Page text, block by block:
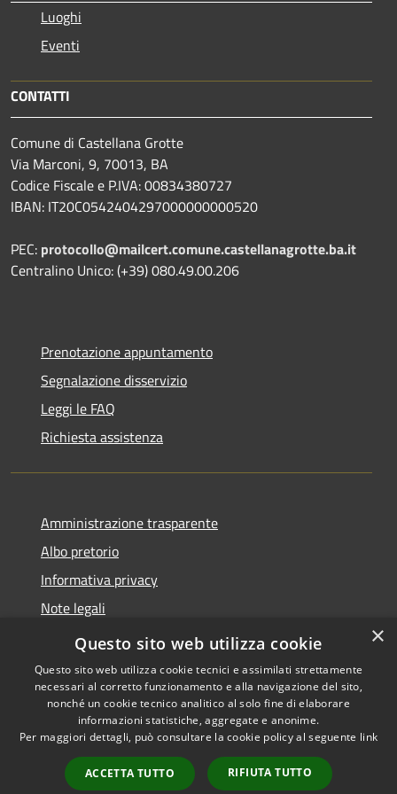
Luoghi
Eventi
CONTATTI
Comune di Castellana Grotte
Via Marconi, 9, 70013, BA
Codice Fiscale e P.IVA: 00834380727
IBAN: IT20C0542404297000000000520
PEC: protocollo@mailcert.comune.castellanagrotte.ba.it
Centralino Unico: (+39) 080.49.00.206
Prenotazione appuntamento
Segnalazione disservizio
Leggi le FAQ
Richiesta assistenza
Amministrazione trasparente
Albo pretorio
Informativa privacy
Note legali
Dichiarazione di accessibilità
Accessibilità
Copyright © 2026 • Comune di
Castellana Grotte • Powered
byMunicipium
Accesso
×
Questo sito web utilizza cookie
Questo sito web utilizza cookie tecnici e assimilati strettamente
necessari al corretto funzionamento e alla navigazione del sito,
nonché un cookie tecnico analitico al solo fine di elaborare
informazioni statistiche, aggregate e anonime.
Per maggiori dettagli, può consultare la cookie policy al seguente link
ACCETTA TUTTO RIFIUTA TUTTO